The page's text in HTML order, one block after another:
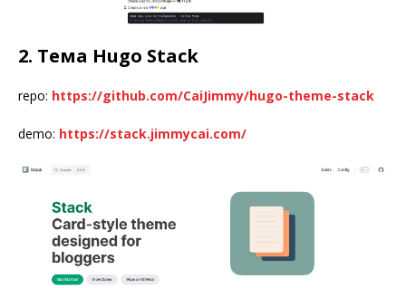
2. Тема Hugo Stack
repo: https://github.com/CaiJimmy/hugo-theme-stack
demo: https://stack.jimmycai.com/